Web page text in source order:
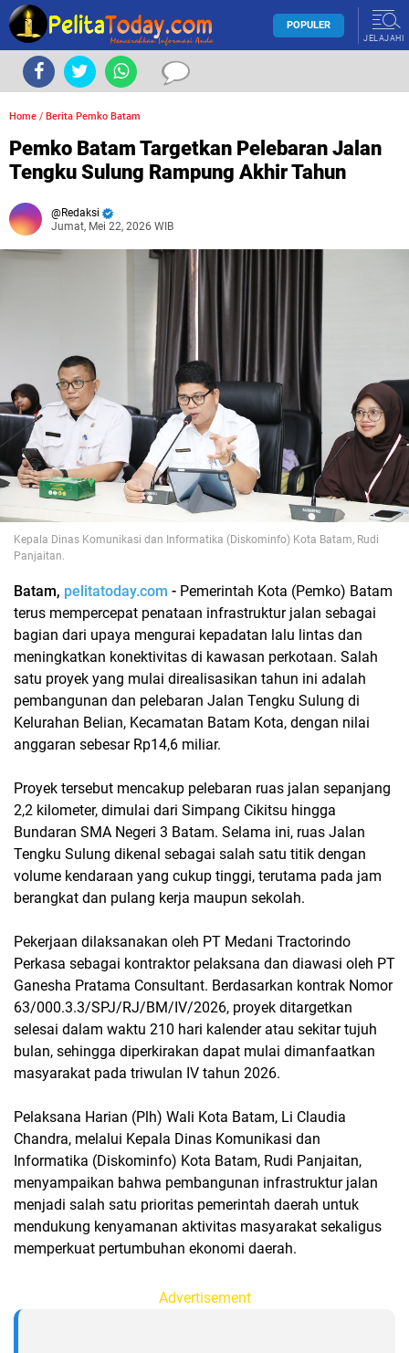
POPULER
JELAJAHI
Home / Berita Pemko Batam
Pemko Batam Targetkan Pelebaran Jalan
Tengku Sulung Rampung Akhir Tahun
Redaksi
Jumat, Mei 22, 2026 WIB
Kepala Dinas Komunikasi dan Informatika (Diskominfo) Kota Batam, Rudi
Panjaitan.
Batam, pelitatoday.com - Pemerintah Kota (Pemko) Batam
terus mempercepat penataan infrastruktur jalan sebagai
bagian dari upaya mengurai kepadatan lalu lintas dan
meningkatkan konektivitas di kawasan perkotaan. Salah
satu proyek yang mulai direalisasikan tahun ini adalah
pembangunan dan pelebaran Jalan Tengku Sulung di
Kelurahan Belian, Kecamatan Batam Kota, dengan nilai
anggaran sebesar Rp14,6 miliar.
Proyek tersebut mencakup pelebaran ruas jalan sepanjang
2,2 kilometer, dimulai dari Simpang Cikitsu hingga
Bundaran SMA Negeri 3 Batam. Selama ini, ruas Jalan
Tengku Sulung dikenal sebagai salah satu titik dengan
volume kendaraan yang cukup tinggi, terutama pada jam
berangkat dan pulang kerja maupun sekolah.
Pekerjaan dilaksanakan oleh PT Medani Tractorindo
Perkasa sebagai kontraktor pelaksana dan diawasi oleh PT
Ganesha Pratama Consultant. Berdasarkan kontrak Nomor
63/000.3.3/SPJ/RJ/BM/IV/2026, proyek ditargetkan
selesai dalam waktu 210 hari kalender atau sekitar tujuh
bulan, sehingga diperkirakan dapat mulai dimanfaatkan
masyarakat pada triwulan IV tahun 2026.
Pelaksana Harian (Plh) Wali Kota Batam, Li Claudia
Chandra, melalui Kepala Dinas Komunikasi dan
Informatika (Diskominfo) Kota Batam, Rudi Panjaitan,
menyampaikan bahwa pembangunan infrastruktur jalan
menjadi salah satu prioritas pemerintah daerah untuk
mendukung kenyamanan aktivitas masyarakat sekaligus
memperkuat pertumbuhan ekonomi daerah.
Advertisement